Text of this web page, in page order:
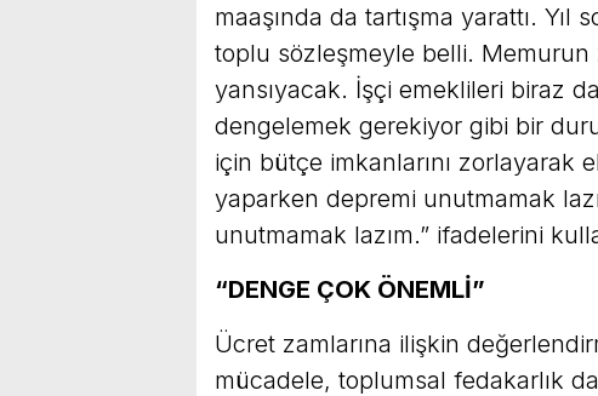
maaşında da tartışma yarattı. Yıl
toplu sözleşmeyle belli. Memurun
yansıyacak. İşçi emeklileri biraz
dengelemek gerekiyor gibi bir
için bütçe imkanlarını zorlayarak
yaparken depremi unutmamak
unutmamak lazım.” ifadelerini
“DENGE ÇOK ÖNEMLİ”
Ücret zamlarına ilişkin
mücadele, toplumsal fedakarlık